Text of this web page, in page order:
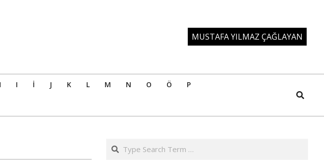
MUSTAFA YILMAZ ÇAĞLAYAN
I İ J K L M N O Ö P
Search
Search